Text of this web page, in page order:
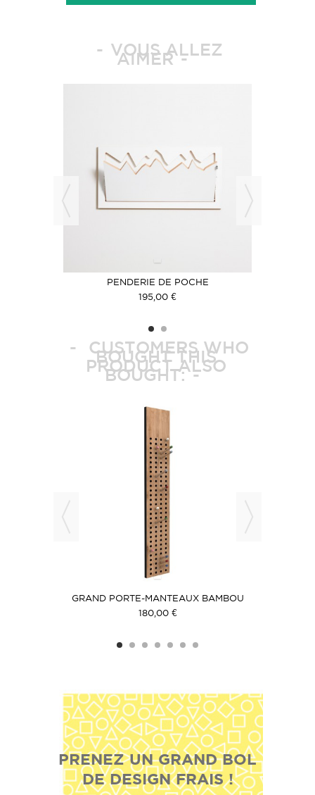
VOUS ALLEZ
AIMER
PENDERIE DE POCHE
195,00 €
CUSTOMERS WHO
BOUGHT THIS
PRODUCT ALSO
BOUGHT:
GRAND PORTE-MANTEAUX BAMBOU
180,00 €
PRENEZ UN GRAND BOL
DE DESIGN FRAIS !